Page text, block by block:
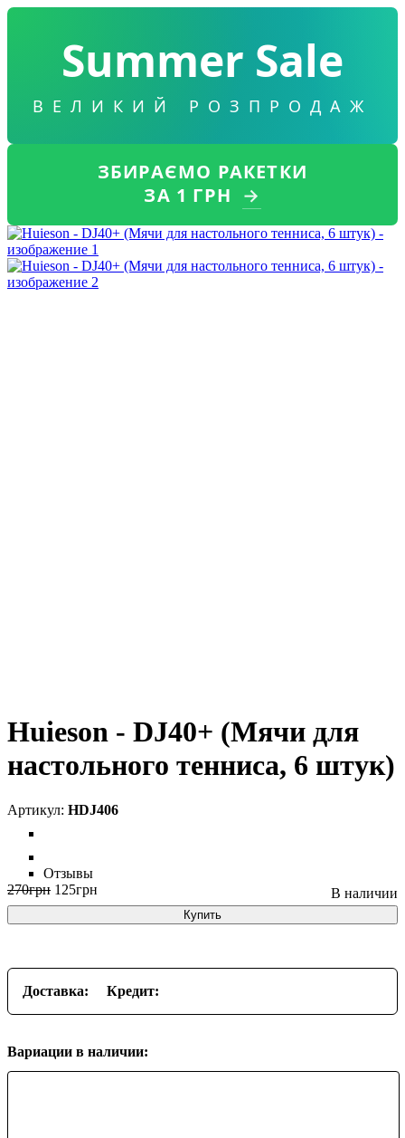
Summer Sale
ВЕЛИКИЙ РОЗПРОДАЖ
ЗБИРАЄМО РАКЕТКИ
ЗА 1 ГРН →
Huieson - DJ40+ (Мячи для
настольного тенниса, 6 штук)
HDJ406
Отзывы
270грн 125грн
Купить
Доставка: Кредит:
Вариации в наличии: